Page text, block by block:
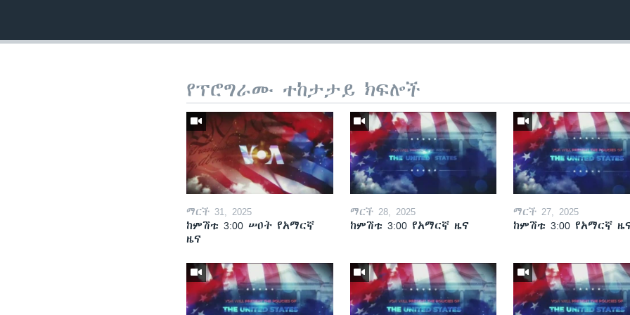
የፕሮግራሙ ተከታታይ ክፍሎች
ማርች 31, 2025
ከምሽቱ 3:00 ሠዐት የአማርኛ
ዜና
ማርች 28, 2025
ከምሽቱ 3:00 የአማርኛ ዜና
ማርች 27, 2025
ከምሽቱ 3:00 የአማርኛ